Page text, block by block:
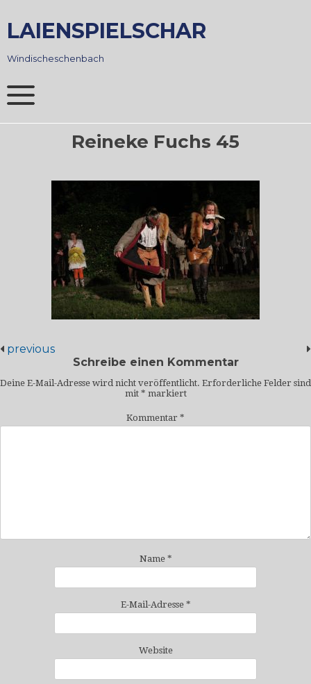
to
content
LAIENSPIELSCHAR
Windischeschenbach
Reineke Fuchs 45
previous
Schreibe einen Kommentar
Deine E-Mail-Adresse wird nicht veröffentlicht. Erforderliche Felder sind
mit * markiert
Kommentar *
Name *
E-Mail-Adresse *
Website